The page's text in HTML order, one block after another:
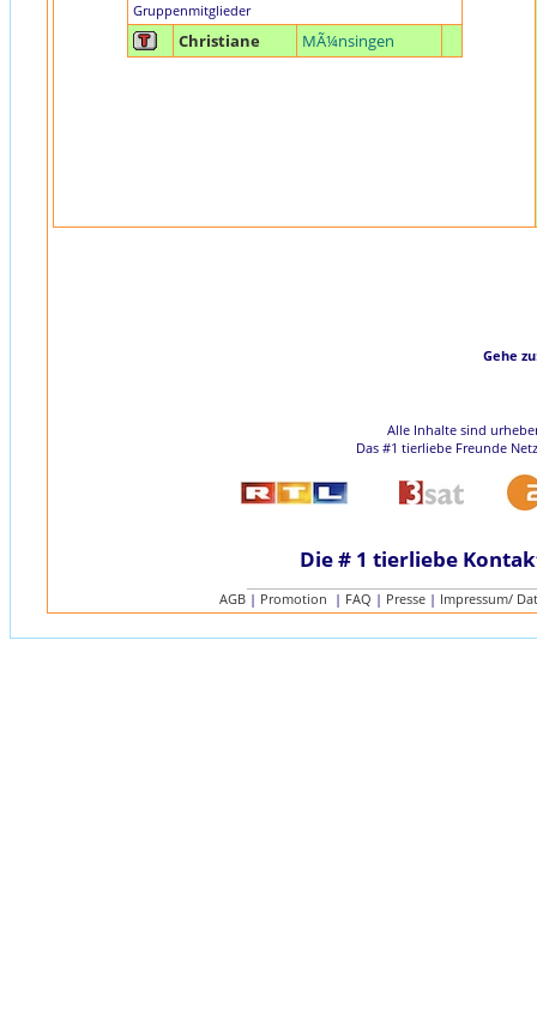
Gruppenmitglieder
Christiane MÃ¼nsingen
Gehe
Alle Inhalte sind
Das #1 tierliebe Freunde
Die # 1 tierliebe
AGB | Promotion | FAQ | Presse | Impressum/